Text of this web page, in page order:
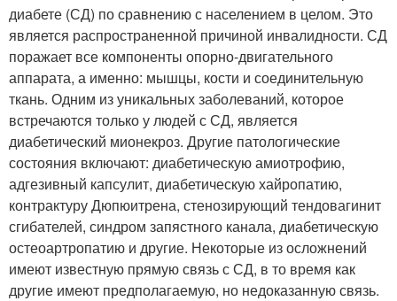
диабете (СД) по сравнению с населением в целом. Это
является распространенной причиной инвалидности. СД
поражает все компоненты опорно-двигательного
аппарата, а именно: мышцы, кости и соединительную
ткань. Одним из уникальных заболеваний, которое
встречаются только у людей с СД, является
диабетический мионекроз. Другие патологические
состояния включают: диабетическую амиотрофию,
адгезивный капсулит, диабетическую хайропатию,
контрактуру Дюпюитрена, стенозирующий тендовагинит
сгибателей, синдром запястного канала, диабетическую
остеоартропатию и другие. Некоторые из осложнений
имеют известную прямую связь с СД, в то время как
другие имеют предполагаемую, но недоказанную связь.